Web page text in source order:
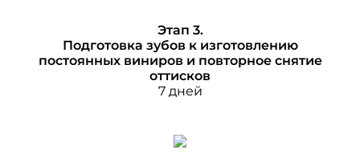
Этап 3.
Подготовка зубов к изготовлению
постоянных виниров и повторное снятие
оттисков
7 дней